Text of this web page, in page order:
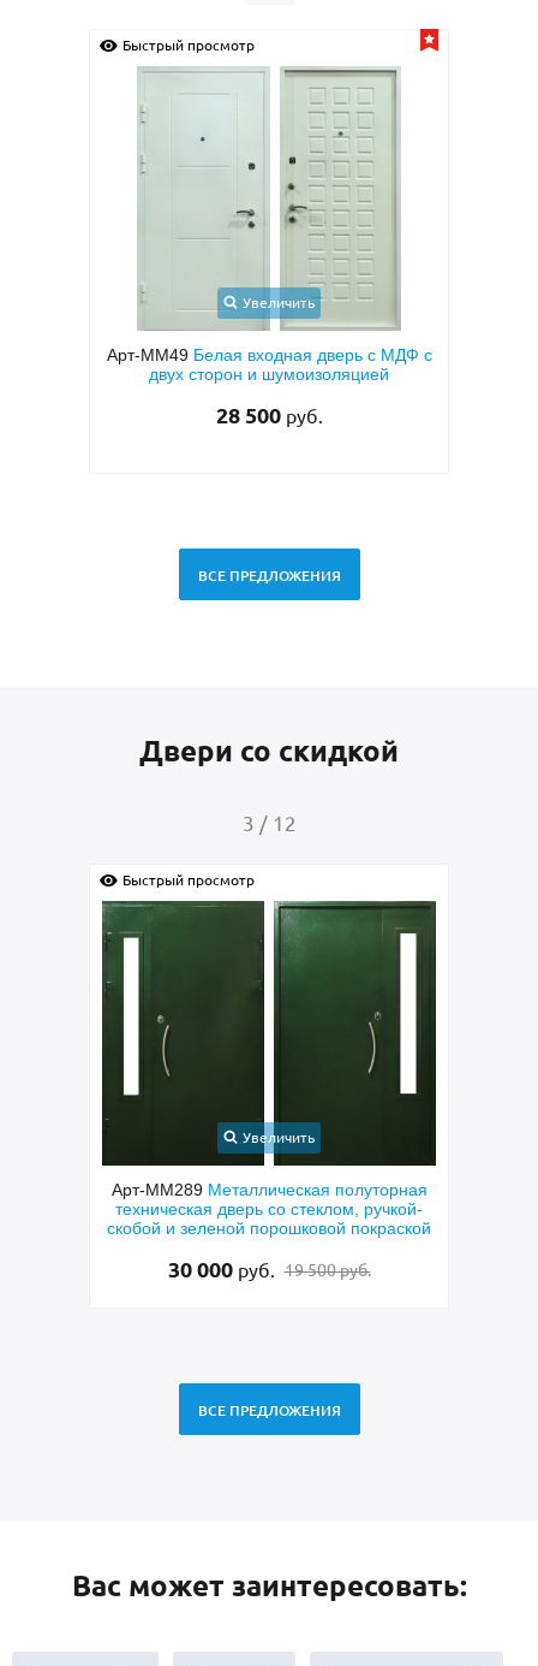
просмотр
Увеличить
Белая входная дверь с МДФ с
двух сторон и шумоизоляцией
Быстрый просмотр
Арт-ММ50
МДФ ПВХ
ВСЕ ПРЕДЛОЖЕНИЯ
Двери со скидкой
4 / 12
Быстрый просмотр
Металлическая полуторная
техническая дверь со стеклом, ручкой-
скобой и зеленой порошковой покраской
руб. 19 500 руб.
Арт-ММ249
панелями МДФ
ВСЕ ПРЕДЛОЖЕНИЯ
Вас может заинтересовать: